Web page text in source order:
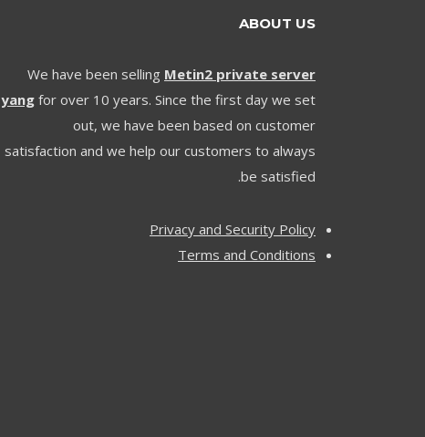
ABOUT US
We have been selling Metin2 private server
yang for over 10 years. Since the first day we set
out, we have been based on customer
satisfaction and we help our customers to always
be satisfied.
Privacy and Security Policy
Terms and Conditions